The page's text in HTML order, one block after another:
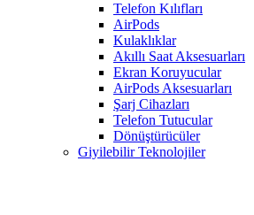
Telefon Kılıfları
AirPods
Kulaklıklar
Akıllı Saat Aksesuarları
Ekran Koruyucular
AirPods Aksesuarları
Şarj Cihazları
Telefon Tutucular
Dönüştürücüler
Giyilebilir Teknolojiler